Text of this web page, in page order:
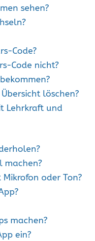
sehen?
Code?
Code nicht?
löschen?
Lehrkraft und
machen?
oder Ton?
machen?
ein?